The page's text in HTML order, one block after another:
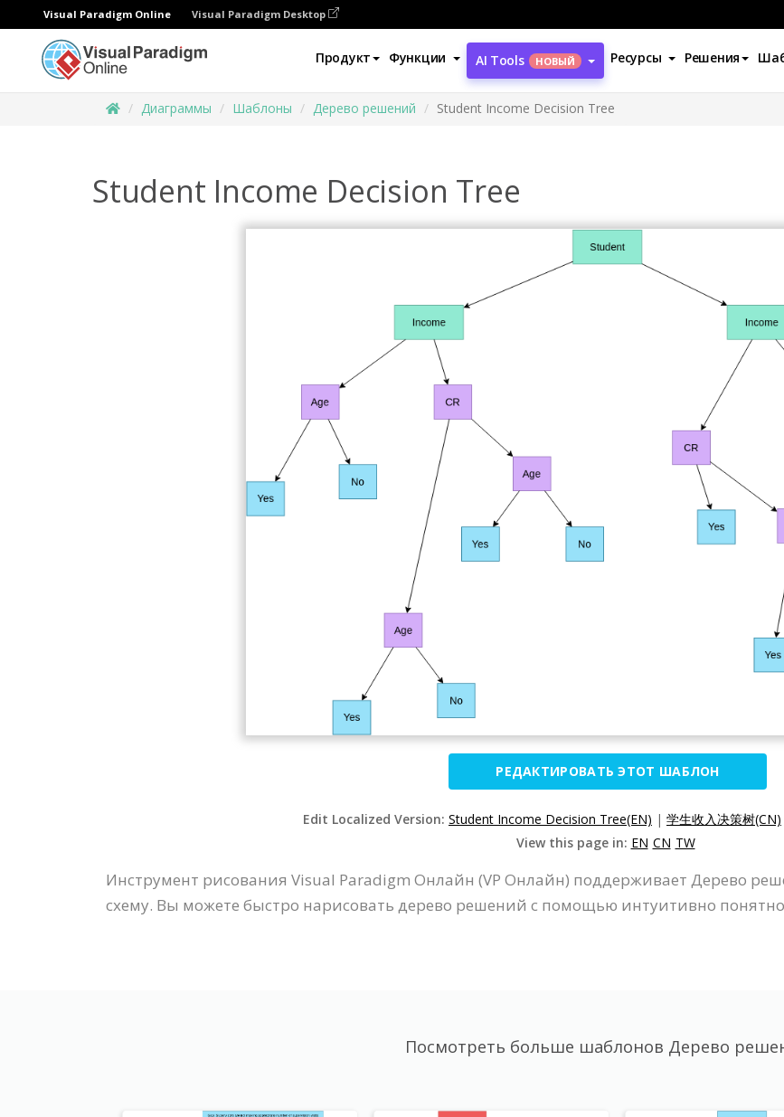
Visual Paradigm Online Visual Paradigm Desktop
Продукт Функции AI Tools НОВЫЙ Ресурсы Решения
Диаграммы Шаблоны Дерево решений Student Income Decision Tree
Student Income Decision Tree
РЕДАКТИРОВАТЬ ЭТОТ ШАБЛОН
Edit Localized Version: Student Income Decision Tree(EN) | 学生收入决策树(CN)
View this page in: EN CN TW
Инструмент рисования Visual Paradigm Онлайн (VP Онлайн) поддерживает Дерево
схему. Вы можете быстро нарисовать дерево решений с помощью интуитивно
Посмотреть больше шаблонов Дерево